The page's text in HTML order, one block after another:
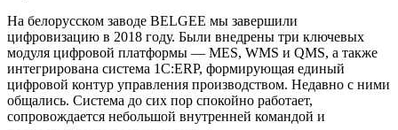
На белорусском заводе BELGEE мы завершили
цифровизацию в 2018 году. Были внедрены три ключевых
модуля цифровой платформы — MES, WMS и QMS, а также
интегрирована система 1C:ERP, формирующая единый
цифровой контур управления производством. Недавно с ними
общались. Система до сих пор спокойно работает,
сопровождается небольшой внутренней командой и